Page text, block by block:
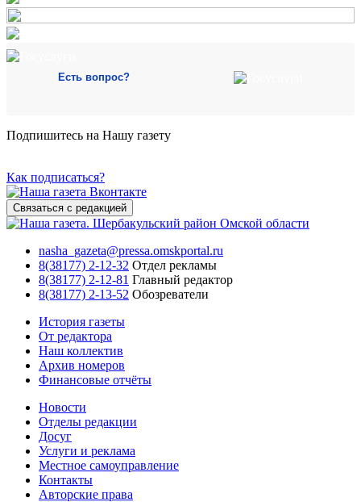
Есть вопрос?
Подпишитесь на Нашу газету
Как подписаться?
Связаться с редакцией
nasha_gazeta@pressa.omskportal.ru
8(38177) 2-12-32 Отдел рекламы
8(38177) 2-12-81 Главный редактор
8(38177) 2-13-52 Обозреватели
История газеты
От редактора
Наш коллектив
Архив номеров
Финансовые отчёты
Новости
Отделы редакции
Досуг
Услуги и реклама
Местное самоуправление
Контакты
Авторские права